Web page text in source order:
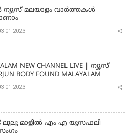
ന്യൂസ് മലയാളം വാർത്തകൾ
01-2023
NEW CHANNEL LIVE | ന്യൂസ്
BODY FOUND MALAYALAM
01-2023
എം എ യൂസഫലി